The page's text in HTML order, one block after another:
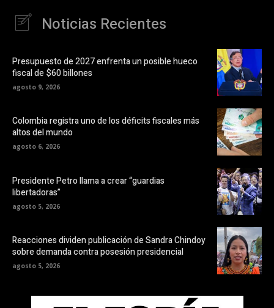
Noticias Recientes
Presupuesto de 2027 enfrenta un posible hueco
fiscal de $60 billones
agosto 9, 2026
Colombia registra uno de los déficits fiscales más
altos del mundo
agosto 6, 2026
Presidente Petro llama a crear “guardias
libertadoras”
agosto 5, 2026
Reacciones dividen publicación de Sandra Chindoy
sobre demanda contra posesión presidencial
agosto 5, 2026